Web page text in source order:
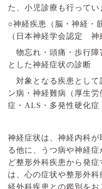
た、小児診療も行ってい
○神経疾患（脳・神経・
（日本神経学会認定
物忘れ・頭痛・歩行障
とした神経症状の診断
対象となる疾患として
ン病・神経難病（厚生
症・ ALS ・多発性硬化
神経症状は、神経内科
る他に、うつ病や神経
ど整形外科疾患から発
は、心の症状や整形外
経外科疾患との鑑別を